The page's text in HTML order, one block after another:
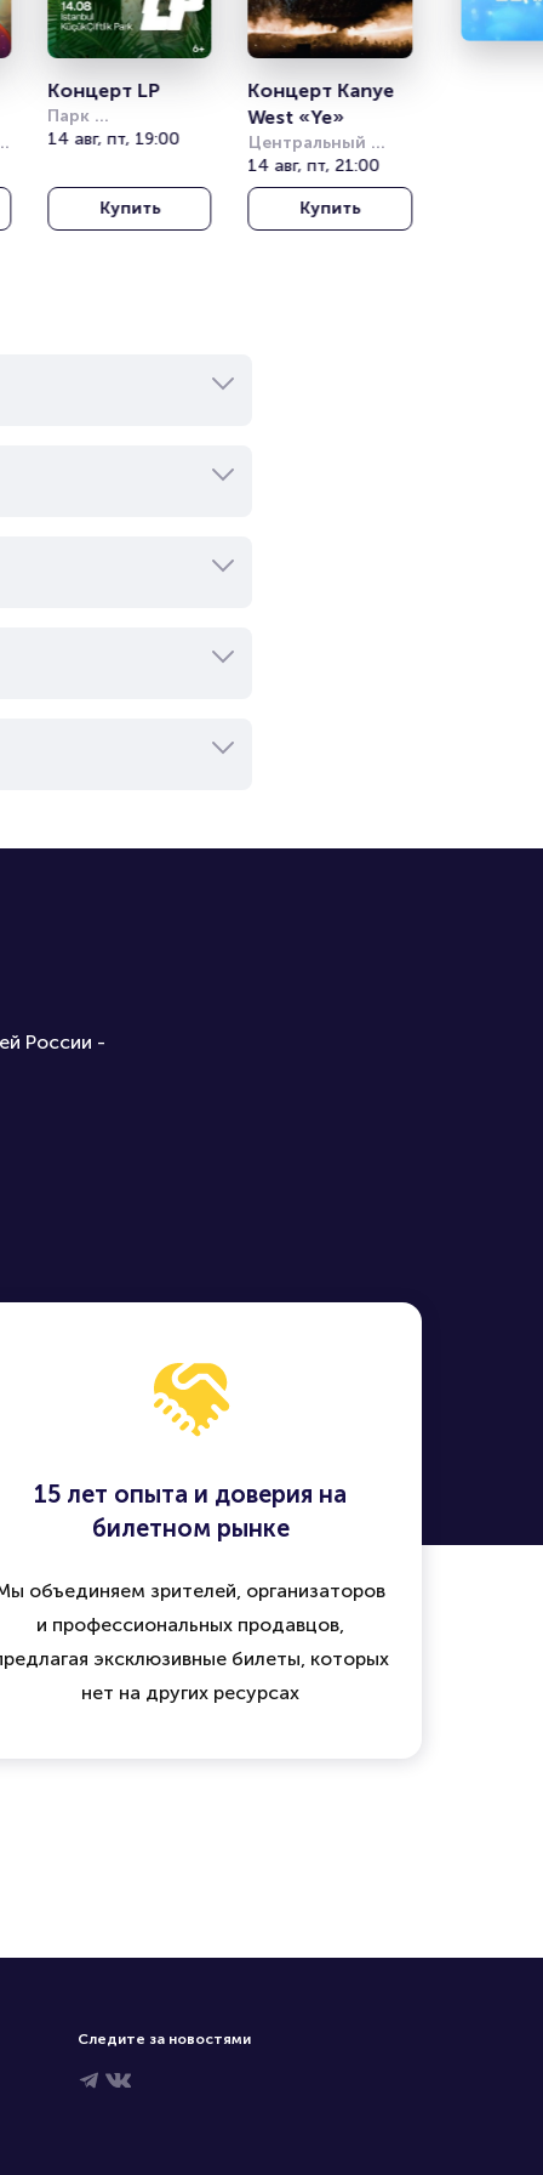
Концерт LP
Парк
Кучукчифтлик
14 авг, пт, 19:00
Купить
Концерт Kanye
West «Ye»
Центральный
стадион Алматы
14 авг, пт, 21:00
Купить
России -
15 лет опыта и доверия на
билетном рынке
объединяем зрителей, организаторов
и профессиональных продавцов,
эксклюзивные билеты, которых
нет на других ресурсах
Следите за новостями